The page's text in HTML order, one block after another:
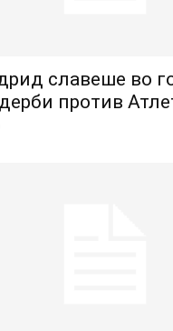
славеше во
против